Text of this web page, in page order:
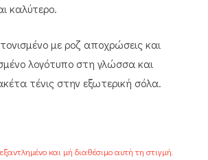
καλύτερο.
τονισμένο με ροζ αποχρώσεις και
λογότυπο στη γλώσσα και
τένις στην εξωτερική σόλα.
και μή διαθέσιμο αυτή τη στιγμή.